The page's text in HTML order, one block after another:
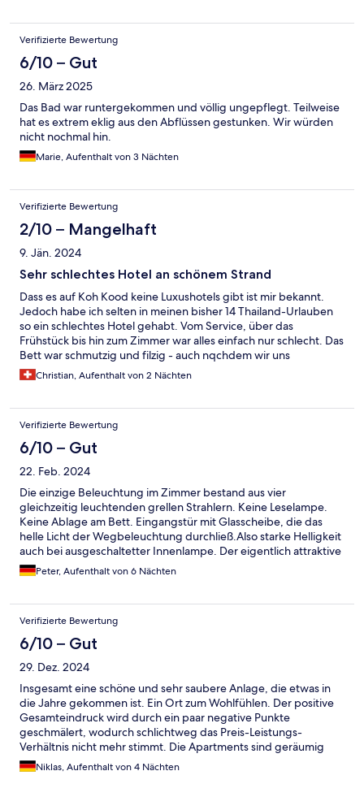
Verifizierte Bewertung
6/10 – Gut
26. März 2025
Das Bad war runtergekommen und völlig ungepflegt. Teilweise
hat es extrem eklig aus den Abflüssen gestunken. Wir würden
nicht nochmal hin.
Marie, Aufenthalt von 3 Nächten
Verifizierte Bewertung
2/10 – Mangelhaft
9. Jän. 2024
Sehr schlechtes Hotel an schönem Strand
Dass es auf Koh Kood keine Luxushotels gibt ist mir bekannt.
Jedoch habe ich selten in meinen bisher 14 Thailand-Urlauben
so ein schlechtes Hotel gehabt. Vom Service, über das
Frühstück bis hin zum Zimmer war alles einfach nur schlecht. Das
Bett war schmutzig und filzig - auch nqchdem wir uns
beschwert haben, wurde es nicht besser.
Preis-/Leistungsverhältnis stimmt überhaupt nicht. Koh Kood
gesehen habe sehr gerne wieder, jedoch ganz bestimmt in
einem anderen Hotel.
Christian, Aufenthalt von 2 Nächten
Verifizierte Bewertung
6/10 – Gut
22. Feb. 2024
Die einzige Beleuchtung im Zimmer bestand aus vier
gleichzeitig leuchtenden grellen Strahlern. Keine Leselampe.
Keine Ablage am Bett. Eingangstür mit Glasscheibe, die das
helle Licht der Wegbeleuchtung durchließ.Also starke Helligkeit
auch bei ausgeschaltetter Innenlampe. Der eigentlich attraktive
Schaukelsessel auf der schönen Terrasse war nicht benutzbar,
weil schlecht repariert und damit zu kurz und zu schräg um
Peter, Aufenthalt von 6 Nächten
Verifizierte Bewertung
6/10 – Gut
29. Dez. 2024
Insgesamt eine schöne und sehr saubere Anlage, die etwas in
die Jahre gekommen ist. Ein Ort zum Wohlfühlen. Der positive
Gesamteindruck wird durch ein paar negative Punkte
geschmälert, wodurch schlichtweg das Preis-Leistungs-
Verhältnis nicht mehr stimmt. Die Apartments sind geräumig
und sauber. Die Handtücher allerdings meist alt und fleckig.
Und vor allen verursacht die Toilette einen fast durchgängig
Niklas, Aufenthalt von 4 Nächten